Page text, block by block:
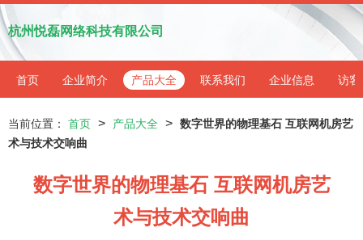
杭州悦磊网络科技有限公司
首页 企业简介 产品大全 联系我们 企业信息 访客
当前位置： 首页 > 产品大全 > 数字世界的物理基石 互联网机房艺
术与技术交响曲
数字世界的物理基石 互联网机房艺
术与技术交响曲